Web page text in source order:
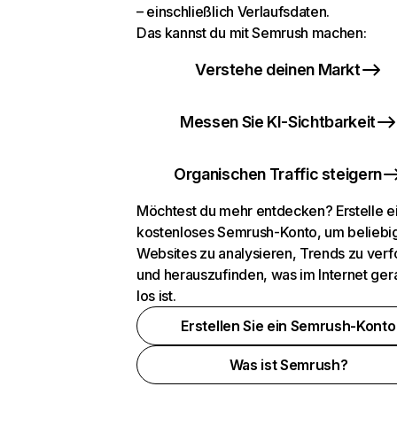
– einschließlich Verlaufsdaten.
Das kannst du mit Semrush machen:
Verstehe deinen Markt
Messen Sie KI-Sichtbarkeit
Organischen Traffic steigern
Möchtest du mehr entdecken? Erstelle
kostenloses Semrush-Konto, um
Websites zu analysieren, Trends zu
und herauszufinden, was im Internet
los ist.
Erstellen Sie ein Semrush-Konto
Was ist Semrush?